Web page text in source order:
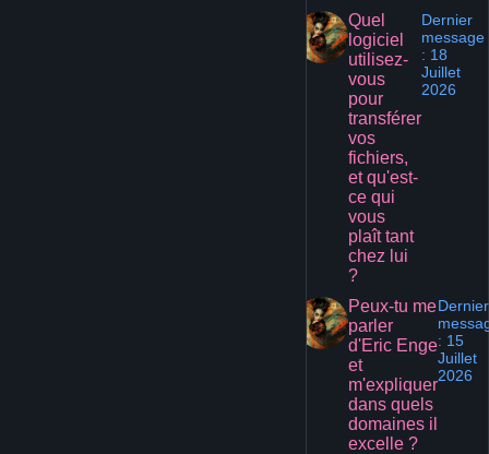
Quel
logiciel
utilisez-
vous
pour
transférer
vos
fichiers,
et qu'est-
ce qui
vous
plaît tant
chez lui
?
Dernier
message
: 18
Juillet
2026
Peux-tu me
parler
d'Eric Enge
et
m'expliquer
dans quels
domaines il
excelle ?
Dernier
: 15
Juillet
2026